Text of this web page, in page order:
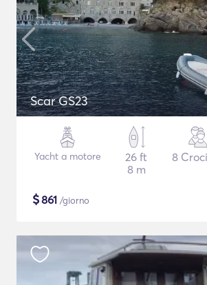
Scar GS23
Yacht a motore
26 ft
8 m
8
$861 /giorno